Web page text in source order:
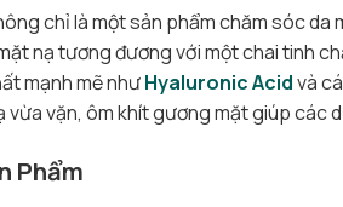
chỉ là một sản phẩm chăm sóc da
nạ tương đương với một chai tinh
mạnh mẽ nhưHyaluronic Acidvà
vừa vặn, ôm khít gương mặt giúp các
Phẩm